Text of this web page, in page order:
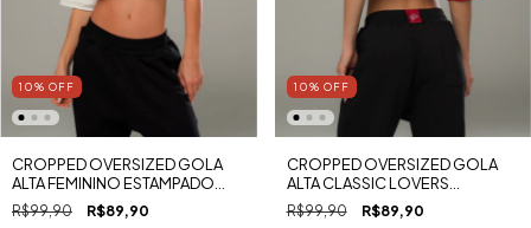
10% OFF
CROPPED OVERSIZED GOLA
ALTA FEMININO ESTAMPADO
GLORIOUS MALHA GOLD
R$99,90 R$89,90
10% OFF
CROPPED OVERSIZED GOLA
ALTA CLASSIC LOVERS
VALENTINE'S DAY MALHA GOLD
R$99,90 R$89,90